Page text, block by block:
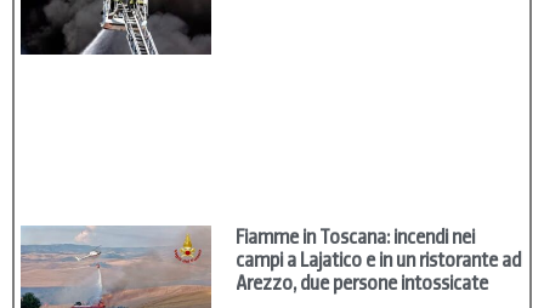
Fiamme in Toscana: incendi nei
campi a Lajatico e in un ristorante ad
Arezzo, due persone intossicate